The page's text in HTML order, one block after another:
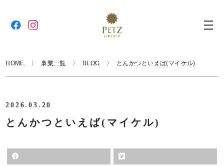
HOME 事業一覧 BLOG とんかつといえば(マイケル)
2026.03.20
とんかつといえば(マイケル)